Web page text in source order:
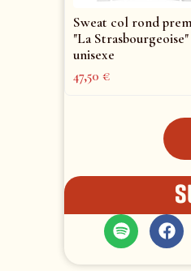
Sweat col rond
"La Strasbourgeoise"
unisexe
47,50€